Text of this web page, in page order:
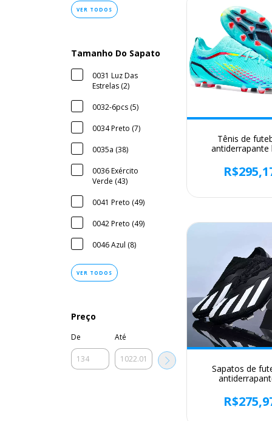
VER TODOS
Tamanho Do Sapato
0031 Luz Das
Estrelas (2)
0032-6pcs (5)
0034 Preto (7)
0035a (38)
0036 Exército
Verde (43)
0041 Preto (49)
0042 Preto (49)
0046 Azul (8)
VER TODOS
Preço
De Até
Tênis de
antiderrapante
grampos macios,
treinamento de
Sapatos de
esportivas ao ar
botas de